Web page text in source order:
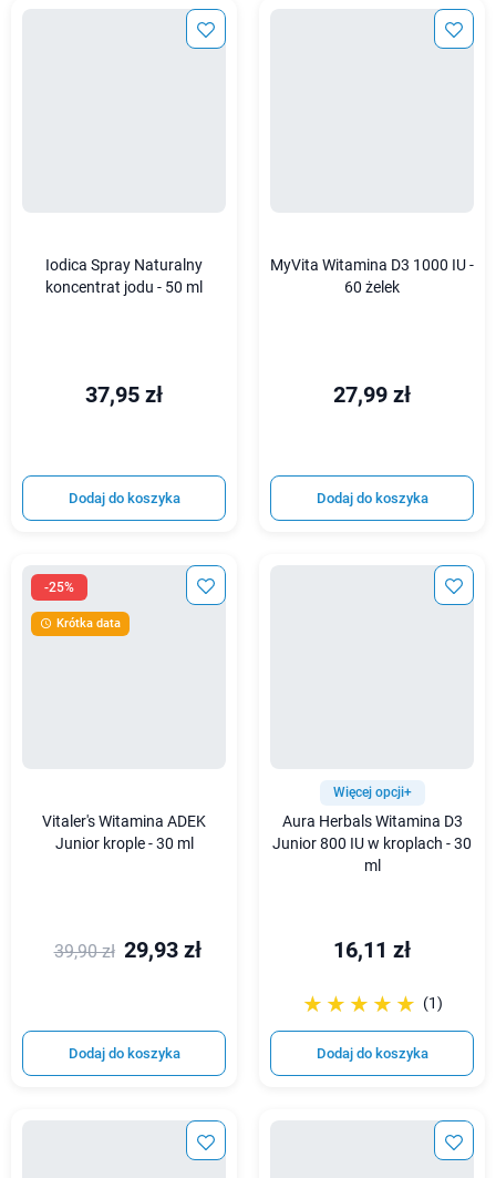
Iodica Spray Naturalny
koncentrat jodu - 50 ml
37,95 zł
Dodaj do koszyka
MyVita Witamina D3 1000 IU -
60 żelek
27,99 zł
Dodaj do koszyka
-25%
 Krótka data
Vitaler's Witamina ADEK
Junior krople - 30 ml
39,90 zł 29,93 zł
Dodaj do koszyka
Więcej opcji+
Aura Herbals Witamina D3
Junior 800 IU w kroplach - 30
ml
16,11 zł
☆☆☆☆☆
★★★★★ (1)
Dodaj do koszyka